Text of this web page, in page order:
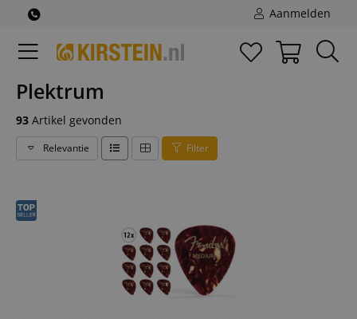
Aanmelden
Plektrum
93 Artikel gevonden
Relevantie Filter